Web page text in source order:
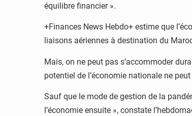
équilibre financier ».
+Finances News Hebdo+ estime que
liaisons aériennes à destination du
Mais, on ne peut pas s’accommoder
potentiel de l’économie nationale ne
Sauf que le mode de gestion de la
l’économie ensuite », constate